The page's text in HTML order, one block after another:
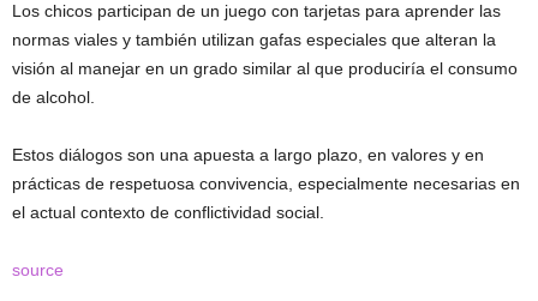
Los chicos participan de un juego con tarjetas para aprender las
normas viales y también utilizan gafas especiales que alteran la
visión al manejar en un grado similar al que produciría el consumo
de alcohol.
Estos diálogos son una apuesta a largo plazo, en valores y en
prácticas de respetuosa convivencia, especialmente necesarias en
el actual contexto de conflictividad social.
source